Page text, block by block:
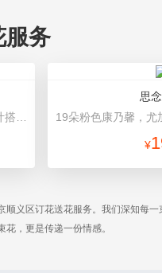
服务
思
¥
义区订花送花服务。我们深知每
，更是传递一份情感。